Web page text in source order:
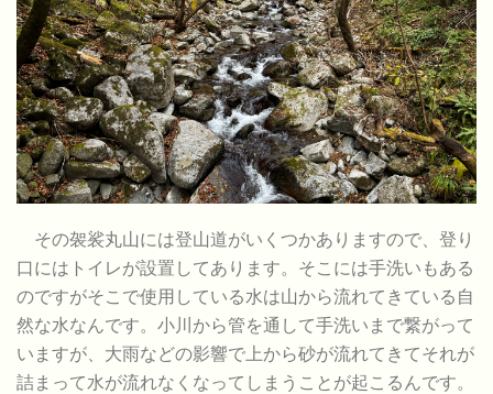
その袈裟丸山には登山道がいくつかありますので、登り
口にはトイレが設置してあります。そこには手洗いもある
のですがそこで使用している水は山から流れてきている自
然な水なんです。小川から管を通して手洗いまで繋がって
いますが、大雨などの影響で上から砂が流れてきてそれが
詰まって水が流れなくなってしまうことが起こるんです。